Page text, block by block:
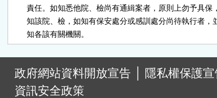
責任。如知悉他院、檢尚有通緝案者，原則上勿予具保
知該院、檢，如知有保安處分或感訓處分尚待執行者，
政府網站資料開放宣告
隱私權保護
資訊安全政策